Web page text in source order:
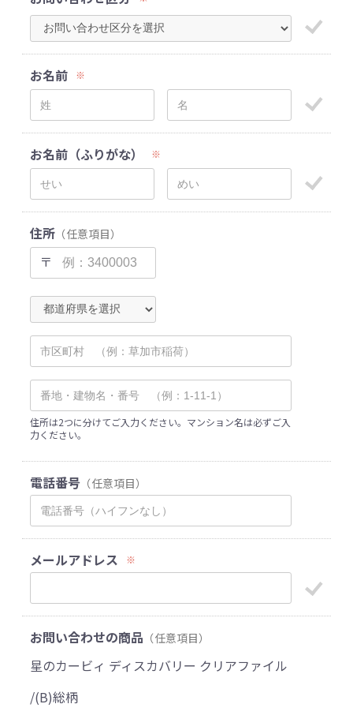
お名前 ※
お名前（ふりがな） ※
住所 （任意項目）
〒
住所は2つに分けてご入力ください。マンション名は必ずご入
力ください。
電話番号 （任意項目）
メールアドレス ※
お問い合わせの商品 （任意項目）
星のカービィ ディスカバリー クリアファイル
/(B)総柄